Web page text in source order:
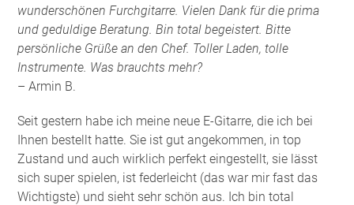
wunderschönen Furchgitarre. Vielen Dank für die prima
und geduldige Beratung. Bin total begeistert. Bitte
persönliche Grüße an den Chef. Toller Laden, tolle
Instrumente. Was brauchts mehr?
– Armin B.
Seit gestern habe ich meine neue E-Gitarre, die ich bei
Ihnen bestellt hatte. Sie ist gut angekommen, in top
Zustand und auch wirklich perfekt eingestellt, sie lässt
sich super spielen, ist federleicht (das war mir fast das
Wichtigste) und sieht sehr schön aus. Ich bin total